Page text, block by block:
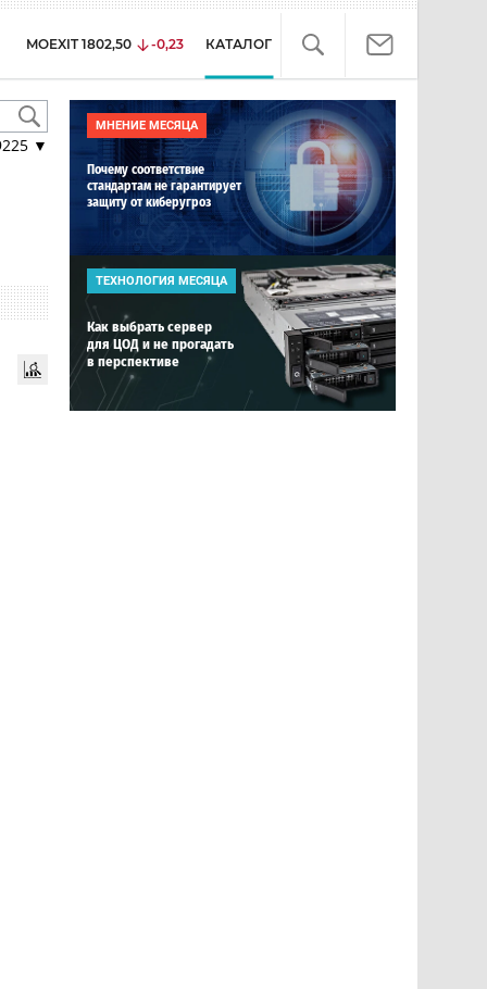
MOEXIT 1802,50 -0,23 КАТАЛОГ
▼
МНЕНИЕ МЕСЯЦА
Почему соответствие
стандартам не гарантирует
защиту от киберугроз
ТЕХНОЛОГИЯ МЕСЯЦА
Как выбрать сервер
для ЦОД и не прогадать
в перспективе